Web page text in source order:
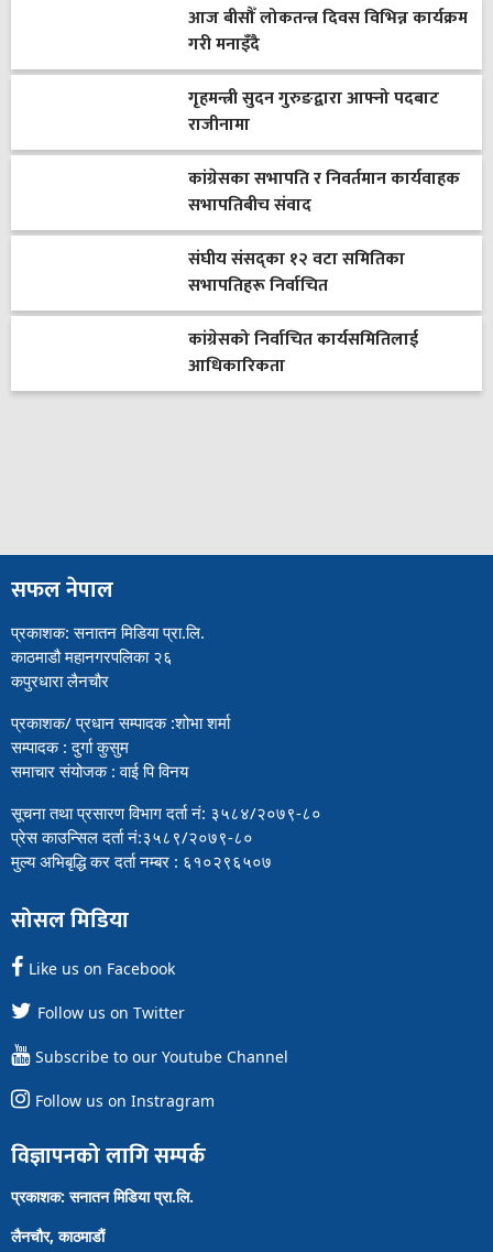
आज बीसौँ लोकतन्त्र दिवस विभिन्न कार्यक्रम
गरी मनाइँदै
गृहमन्त्री सुदन गुरुङद्वारा आफ्नो पदबाट
राजीनामा
कांग्रेसका सभापति र निवर्तमान कार्यवाहक
सभापतिबीच संवाद
संघीय संसद्का १२ वटा समितिका
सभापतिहरू निर्वाचित
कांग्रेसको निर्वाचित कार्यसमितिलाई
आधिकारिकता
सफल नेपाल
प्रकाशक: सनातन मिडिया प्रा.लि.
काठमाडौ महानगरपलिका २६
कपुरधारा लैनचौर
प्रकाशक/ प्रधान सम्पादक :शोभा शर्मा
सम्पादक : दुर्गा कुसुम
समाचार संयोजक : वाई पि विनय
सूचना तथा प्रसारण विभाग दर्ता नं: ३५८४/२०७९-८०
प्रेस काउन्सिल दर्ता नं:३५८९/२०७९-८०
मुल्य अभिबृद्धि कर दर्ता नम्बर : ६१०२९६५०७
सोसल मिडिया
Like us on Facebook
Follow us on Twitter
Subscribe to our Youtube Channel
Follow us on Instragram
विज्ञापनको लागि सम्पर्क
प्रकाशक: सनातन मिडिया प्रा.लि.
लैनचौर, काठमाडौं